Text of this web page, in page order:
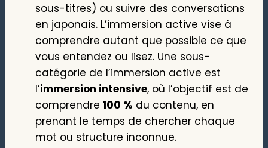
sous-titres) ou suivre des conversations
en japonais. L’immersion active vise à
comprendre autant que possible ce que
vous entendez ou lisez. Une sous-
catégorie de l’immersion active est
l’immersion intensive, où l’objectif est de
comprendre 100 % du contenu, en
prenant le temps de chercher chaque
mot ou structure inconnue.